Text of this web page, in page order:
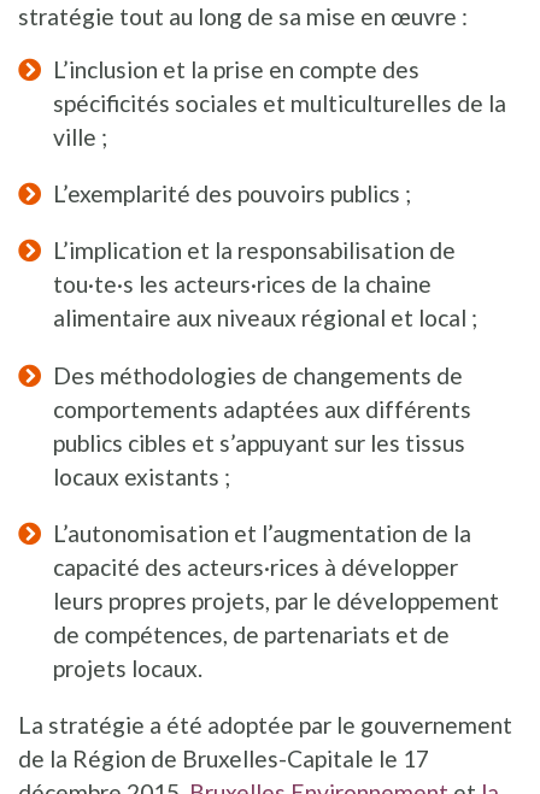
stratégie tout au long de sa mise en œuvre :
L’inclusion et la prise en compte des
spécificités sociales et multiculturelles de la
ville ;
L’exemplarité des pouvoirs publics ;
L’implication et la responsabilisation de
tou·te·s les acteurs·rices de la chaine
alimentaire aux niveaux régional et local ;
Des méthodologies de changements de
comportements adaptées aux différents
publics cibles et s’appuyant sur les tissus
locaux existants ;
L’autonomisation et l’augmentation de la
capacité des acteurs·rices à développer
leurs propres projets, par le développement
de compétences, de partenariats et de
projets locaux.
La stratégie a été adoptée par le gouvernement
de la Région de Bruxelles-Capitale le 17